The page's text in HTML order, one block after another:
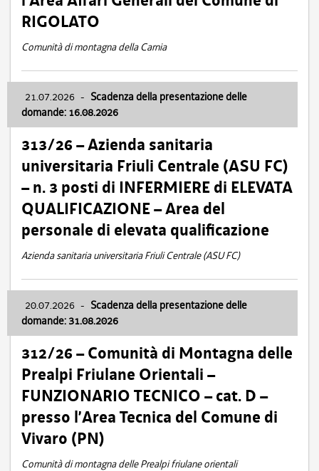
RIGOLATO
Comunità di montagna della Carnia
21.07.2026 - Scadenza della presentazione delle
domande: 16.08.2026
313/26 – Azienda sanitaria
universitaria Friuli Centrale (ASU FC)
– n. 3 posti di INFERMIERE di ELEVATA
QUALIFICAZIONE – Area del
personale di elevata qualificazione
Azienda sanitaria universitaria Friuli Centrale (ASU FC)
20.07.2026 - Scadenza della presentazione delle
domande: 31.08.2026
312/26 – Comunità di Montagna delle
Prealpi Friulane Orientali –
FUNZIONARIO TECNICO – cat. D –
presso l’Area Tecnica del Comune di
Vivaro (PN)
Comunità di montagna delle Prealpi friulane orientali